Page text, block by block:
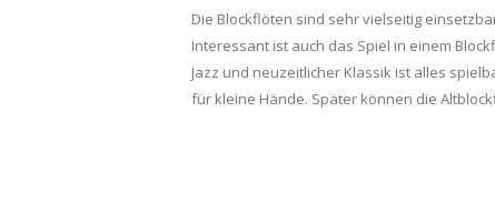
Die Blockflöten sind sehr vielseitig
Interessant ist auch das Spiel in einem
Jazz und neuzeitlicher Klassik ist alles
für kleine Hände. Später können die